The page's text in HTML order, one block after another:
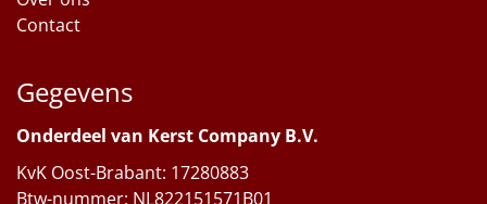
Contact
Gegevens
Onderdeel van Kerst Company B.V.
KvK Oost-Brabant: 17280883
Btw-nummer: NL822151571B01